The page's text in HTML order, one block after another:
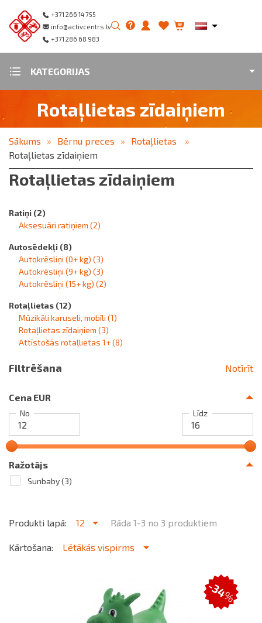
+371 266 14 755
info@activcentrs.lv
+371 286 68 983
KATEGORIJAS
Rotaļlietas zīdaiņiem
Sākums Bērnu preces
Rotaļlietas
Rotaļlietas zīdaiņiem
Rotaļlietas zīdaiņiem
Ratiņi (2)
Aksesuāri ratiņiem (2)
Autosēdekļi (8)
Autokrēsliņi (0+ kg) (3)
Autokrēsliņi (9+ kg) (3)
Autokrēsliņi (15+ kg) (2)
Rotaļlietas (12)
Mūzikāli karuseli, mobīli (1)
Rotaļlietas zīdaiņiem (3)
Attīstošās rotaļlietas 1+(8)
Filtrēšana Notīrīt
Cena EUR
No Līdz
Ražotājs
Sunbaby(3)
Produkti lapā: 12 Rāda 1-3 no 3 produktiem
Kārtošana: Lētākās vispirms
-34%